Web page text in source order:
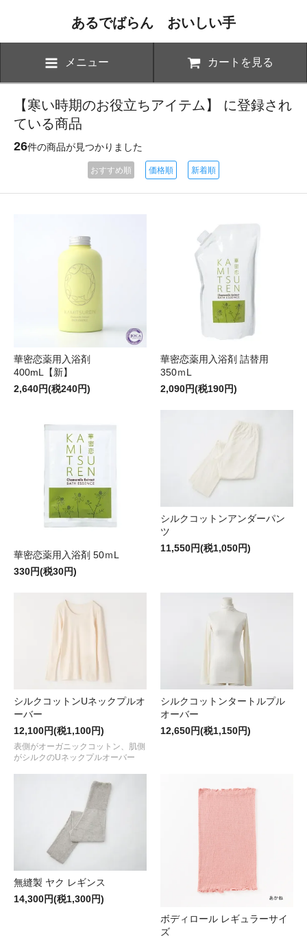
あるでばらん おいしい手
メニュー カートを見る
【寒い時期のお役立ちアイテム】 に登録され
ている商品
26件の商品が見つかりました
おすすめ順 価格順 新着順
華密恋薬用入浴剤
400mL【新】
2,640円(税240円)
華密恋薬用入浴剤 詰替用
350ｍL
2,090円(税190円)
華密恋薬用入浴剤 50ｍL
330円(税30円)
シルクコットンアンダーパン
ツ
11,550円(税1,050円)
シルクコットンUネックプルオ
ーバー
12,100円(税1,100円)
表側がオーガニックコットン、肌側
がシルクのUネックプルオーバー
シルクコットンタートルプル
オーバー
12,650円(税1,150円)
無縫製 ヤク レギンス
14,300円(税1,300円)
ボディロール レギュラーサイ
ズ